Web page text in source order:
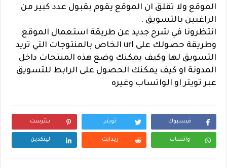
الموقع ولا تقلق ان الموقع يقوم بقبول عدد كبير من
الراغبين بالتسويق .
انتظرونا في شرح جديد عن طريقة استعمال الموقع
وطريقة حصولك على url الخاص بالمنتوجات التي تريد
التسويق لها وكيف يمكنك وضع هذه المنتجات داخل
المدونة او كيف يمكنك الحصول على الرابط للتسويق
عبر تويتر او الواتساب وغيره
فيسبوك تويتر بنترست
واتساب ريدايت لينكدين